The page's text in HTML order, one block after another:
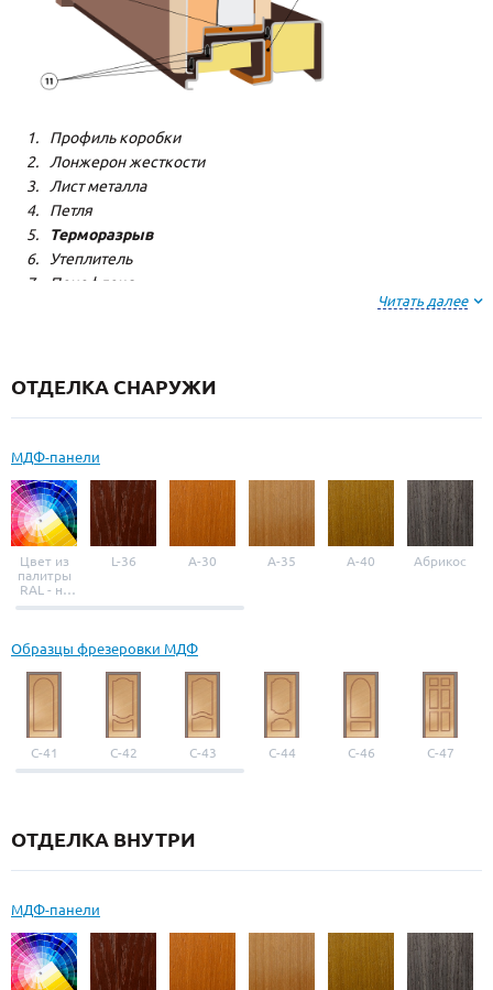
Профиль коробки
Лонжерон жесткости
Лист металла
Петля
Терморазрыв
Утеплитель
Пенофлекс
Резиновый уплотнитель
Читать далее
ОТДЕЛКА СНАРУЖИ
МДФ-панели
Цвет из
палитры
RAL - на
выбор
L-36 A-30 A-35 A-40 Абрикос
Образцы фрезеровки МДФ
С-41 С-42 С-43 С-44 С-46 С-47
ОТДЕЛКА ВНУТРИ
МДФ-панели